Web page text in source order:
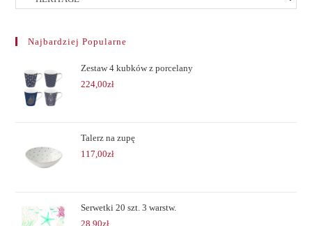
Najbardziej Popularne
Zestaw 4 kubków z porcelany
224,00zł
Talerz na zupę
117,00zł
Serwetki 20 szt. 3 warstw.
28,90zł